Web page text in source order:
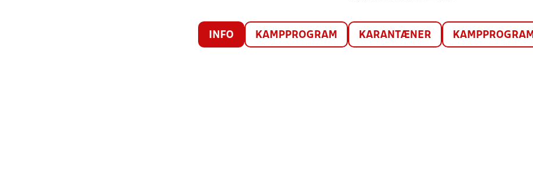
INFO KAMPPROGRAM KARANTÆNER